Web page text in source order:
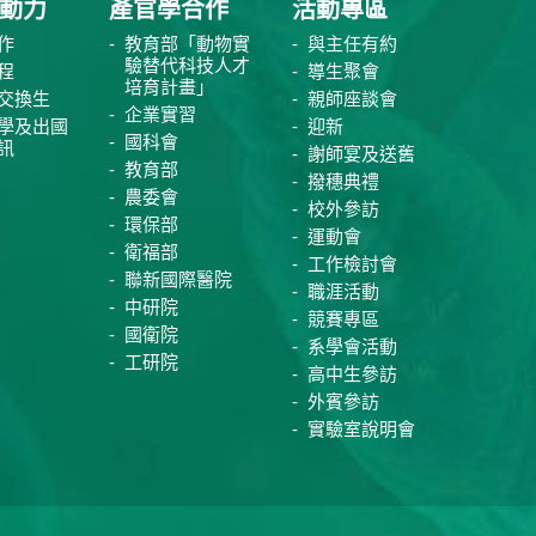
力
換生
及出國
產官學合作
教育部「動物實
驗替代科技人才
培育計畫」
企業實習
國科會
教育部
農委會
環保部
衛福部
聯新國際醫院
中研院
國衛院
工研院
活動專區
與主任有約
導生聚會
親師座談會
迎新
謝師宴及送舊
撥穗典禮
校外參訪
運動會
工作檢討會
職涯活動
競賽專區
系學會活動
高中生參訪
外賓參訪
實驗室說明會